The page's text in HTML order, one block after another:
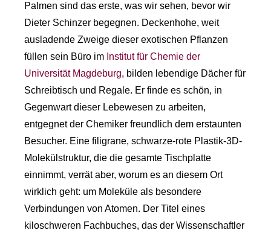
Palmen sind das erste, was wir sehen, bevor wir
Dieter Schinzer begegnen. Deckenhohe, weit
ausladende Zweige dieser exotischen Pflanzen
füllen sein Büro im Institut für Chemie der
Universität Magdeburg, bilden lebendige Dächer für
Schreibtisch und Regale. Er finde es schön, in
Gegenwart dieser Lebewesen zu arbeiten,
entgegnet der Chemiker freundlich dem erstaunten
Besucher. Eine filigrane, schwarze-rote Plastik-3D-
Molekülstruktur, die die gesamte Tischplatte
einnimmt, verrät aber, worum es an diesem Ort
wirklich geht: um Moleküle als besondere
Verbindungen von Atomen. Der Titel eines
kiloschweren Fachbuches, das der Wissenschaftler